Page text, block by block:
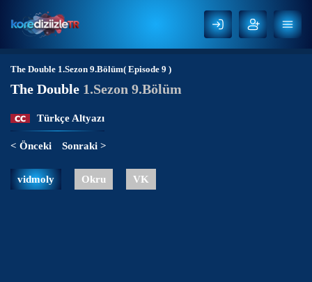
The Double 1.Sezon 9.Bölüm( Episode 9 )
The Double 1.Sezon 9.Bölüm
Türkçe Altyazı
< Önceki Sonraki >
vidmoly Okru VK